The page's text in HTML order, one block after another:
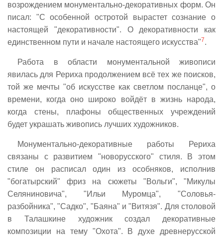
возрождением монументально-декоративных форм. Он
писал: "С особенной остротой вырастет сознание о
настоящей "декоративности". О декоративности как
единственном пути и начале настоящего искусства"7.
Работа в области монументальной живописи
явилась для Рериха продолжением всё тех же поисков,
той же мечты "об искусстве как светлом посланце", о
времени, когда оно широко войдёт в жизнь народа,
когда стены, плафоны общественных учреждений
будет украшать живопись лучших художников.
Монументально-декоративные работы Рериха
связаны с развитием "новорусского" стиля. В этом
стиле он расписал один из особняков, исполнив
"богатырский" фриз на сюжеты "Вольги", "Микулы
Селяниновича", "Ильи Муромца", "Соловья-
разбойника", "Садко", "Баяна" и "Витязя". Для столовой
в Талашкине художник создал декоративные
композиции на тему "Охота". В духе древнерусской